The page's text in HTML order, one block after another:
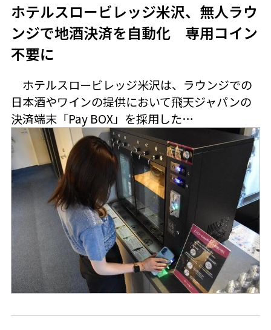
ホテルスロービレッジ米沢、無人ラウ
ンジで地酒決済を自動化 専用コイン
不要に
ホテルスロービレッジ米沢は、ラウンジでの
日本酒やワインの提供において飛天ジャパンの
決済端末「Pay BOX」を採用した…